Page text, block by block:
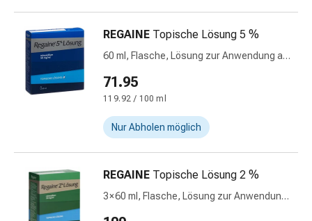
Juckreiz
Hühneraugen
&
Warzen
Nagel-
Fusspilz
Narbenbehandlung
Trockene
Haut
REGAINE Topische Lösung 5 %
60 ml, Flasche, Lösung zur Anwendung auf
71.95
119.92 / 100 ml
Nur Abholen möglich
REGAINE Topische Lösung 2 %
3 × 60 ml, Flasche, Lösung zur Anwendung